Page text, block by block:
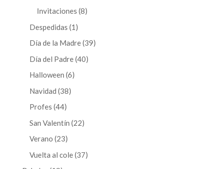
Invitaciones 88
Despedidas 1 1
producto
Día de la Madre 3939
Día del Padre 4040
Halloween 66
Navidad 3838
Profes 4444
productos
San Valentín 2222
Verano 2323
productos
Vuelta al cole 3737